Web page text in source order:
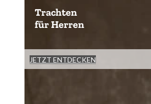
Trachten
für Herren
JETZT ENTDECKEN